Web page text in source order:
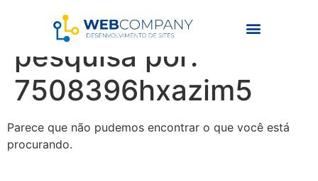
Resultados da
pesquisa por:
7508396hxazim5
Parece que não pudemos encontrar o que você está
procurando.